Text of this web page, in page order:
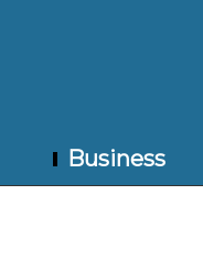
Business